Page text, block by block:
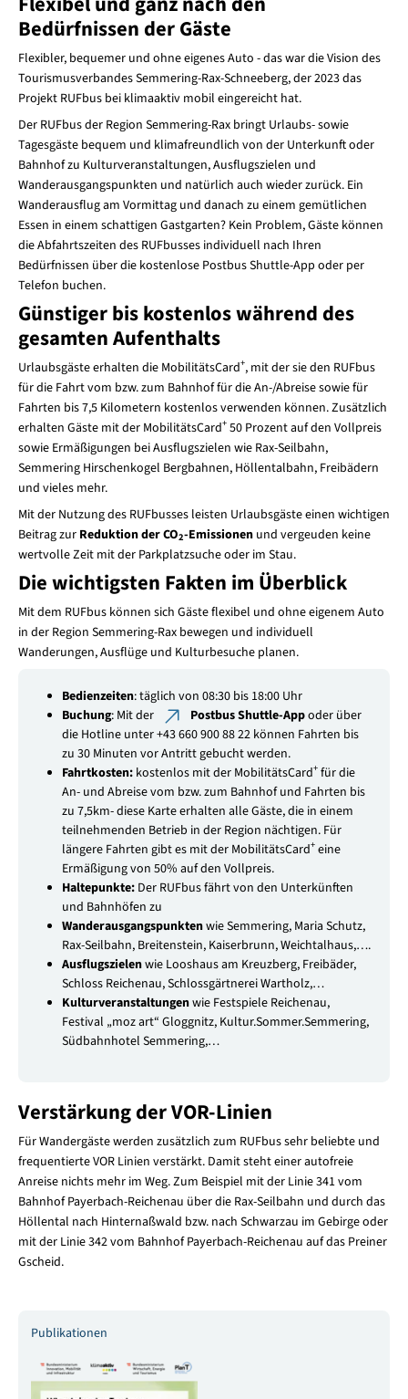
Bedürfnissen der Gäste
Flexibler, bequemer und ohne eigenes Auto - das war die Vision des
Tourismusverbandes Semmering-Rax-Schneeberg, der 2023 das
Projekt RUFbus bei klimaaktiv mobil eingereicht hat.
Der RUFbus der Region Semmering-Rax bringt Urlaubs- sowie
Tagesgäste bequem und klimafreundlich von der Unterkunft oder
Bahnhof zu Kulturveranstaltungen, Ausflugszielen und
Wanderausgangspunkten und natürlich auch wieder zurück. Ein
Wanderausflug am Vormittag und danach zu einem gemütlichen
Essen in einem schattigen Gastgarten? Kein Problem, Gäste können
die Abfahrtszeiten des RUFbusses individuell nach Ihren
Bedürfnissen über die kostenlose Postbus Shuttle-App oder per
Telefon buchen.
Günstiger bis kostenlos während des
gesamten Aufenthalts
Urlaubsgäste erhalten die MobilitätsCard+, mit der sie den RUFbus
für die Fahrt vom bzw. zum Bahnhof für die An-/Abreise sowie für
Fahrten bis 7,5 Kilometern kostenlos verwenden können. Zusätzlich
erhalten Gäste mit der MobilitätsCard+50 Prozent auf den Vollpreis
sowie Ermäßigungen bei Ausflugszielen wie Rax-Seilbahn,
Semmering Hirschenkogel Bergbahnen, Höllentalbahn, Freibädern
und vieles mehr.
Mit der Nutzung des RUFbusses leisten Urlaubsgäste einen wichtigen
Beitrag zur Reduktion der CO2-Emissionenund vergeuden keine
wertvolle Zeit mit der Parkplatzsuche oder im Stau.
Die wichtigsten Fakten im Überblick
Mit dem RUFbus können sich Gäste flexibel und ohne eigenem Auto
in der Region Semmering-Rax bewegen und individuell
Wanderungen, Ausflüge und Kulturbesuche planen.
Bedienzeiten: täglich von 08:30 bis 18:00 Uhr
Buchung: Mit der Postbus Shuttle-Appoder über
die Hotline unter +43 660 900 88 22 können Fahrten bis
zu 30 Minuten vor Antritt gebucht werden.
Fahrtkosten:kostenlos mit der MobilitätsCard+für die
An- und Abreise vom bzw. zum Bahnhof und Fahrten bis
zu 7,5km- diese Karte erhalten alle Gäste, die in einem
teilnehmenden Betrieb in der Region nächtigen. Für
längere Fahrten gibt es mit der MobilitätsCard+eine
Ermäßigung von 50% auf den Vollpreis.
Haltepunkte: Der RUFbus fährt von den Unterkünften
und Bahnhöfen zu
Wanderausgangspunktenwie Semmering, Maria Schutz,
Rax-Seilbahn, Breitenstein, Kaiserbrunn, Weichtalhaus,….
Ausflugszielenwie Looshaus am Kreuzberg, Freibäder,
Schloss Reichenau, Schlossgärtnerei Wartholz,…
Kulturveranstaltungenwie Festspiele Reichenau,
Festival „moz art“ Gloggnitz, Kultur.Sommer.Semmering,
Südbahnhotel Semmering,…
Verstärkung der VOR-Linien
Für Wandergäste werden zusätzlich zum RUFbus sehr beliebte und
frequentierte VOR Linien verstärkt. Damit steht einer autofreie
Anreise nichts mehr im Weg. Zum Beispiel mit der Linie 341 vom
Bahnhof Payerbach-Reichenau über die Rax-Seilbahn und durch das
Höllental nach Hinternaßwald bzw. nach Schwarzau im Gebirge oder
mit der Linie 342 vom Bahnhof Payerbach-Reichenau auf das Preiner
Gscheid.
Publikationen